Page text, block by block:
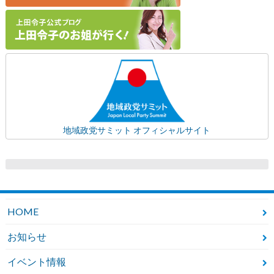
地域政党サミット オフィシャルサイト
HOME
お知らせ
イベント情報